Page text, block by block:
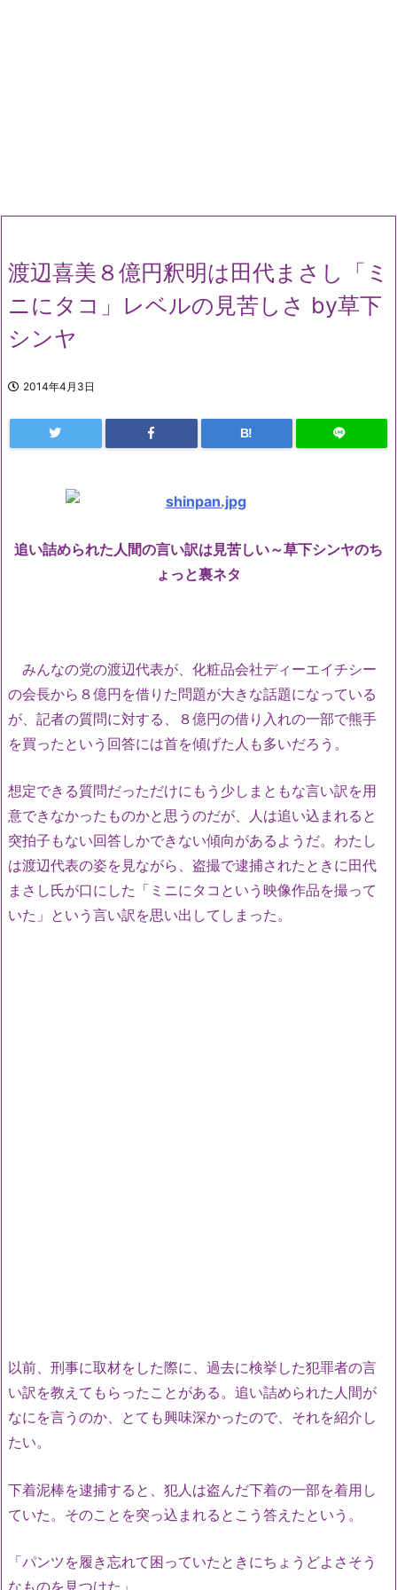
渡辺喜美８億円釈明は田代まさし「ミ
ニにタコ」レベルの見苦しさ by草下
シンヤ
2014年4月3日
B!
追い詰められた人間の言い訳は見苦しい～草下シンヤのち
ょっと裏ネタ
みんなの党の渡辺代表が、化粧品会社ディーエイチシー
の会長から８億円を借りた問題が大きな話題になっている
が、記者の質問に対する、８億円の借り入れの一部で熊手
を買ったという回答には首を傾げた人も多いだろう。
想定できる質問だっただけにもう少しまともな言い訳を用
意できなかったものかと思うのだが、人は追い込まれると
突拍子もない回答しかできない傾向があるようだ。わたし
は渡辺代表の姿を見ながら、盗撮で逮捕されたときに田代
まさし氏が口にした「ミニにタコという映像作品を撮って
いた」という言い訳を思い出してしまった。
以前、刑事に取材をした際に、過去に検挙した犯罪者の言
い訳を教えてもらったことがある。追い詰められた人間が
なにを言うのか、とても興味深かったので、それを紹介し
たい。
下着泥棒を逮捕すると、犯人は盗んだ下着の一部を着用し
ていた。そのことを突っ込まれるとこう答えたという。
「パンツを履き忘れて困っていたときにちょうどよさそう